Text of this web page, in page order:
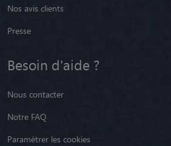
Nos avis clients
Presse
Besoin d'aide ?
Nous contacter
Notre FAQ
Paramétrer les cookies